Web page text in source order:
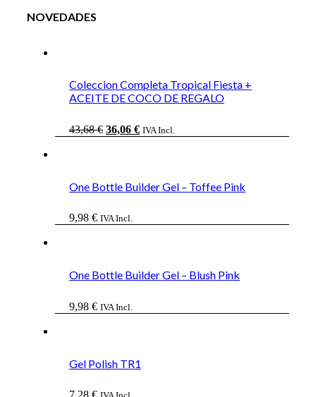
NOVEDADES
Coleccion Completa Tropical Fiesta +
ACEITE DE COCO DE REGALO
43,68€ El
36,06 €ElIVA Incl.
One Bottle Builder Gel – Toffee Pink
9,98 € IVA Incl.
One Bottle Builder Gel – Blush Pink
9,98 € IVA Incl.
Gel Polish TR1